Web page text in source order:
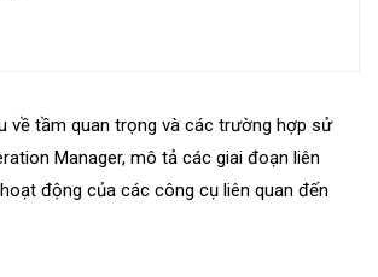
về tầm quan trọng và các trường hợp sử
Manager, mô tả các giai đoạn liên
động của các công cụ liên quan đến